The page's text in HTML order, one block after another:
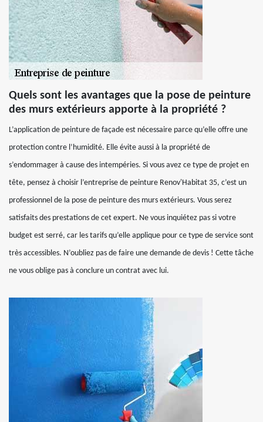
Quels sont les avantages que la pose de peinture
des murs extérieurs apporte à la propriété ?
L’application de peinture de façade est nécessaire parce qu’elle offre une
protection contre l’humidité. Elle évite aussi à la propriété de
s’endommager à cause des intempéries. Si vous avez ce type de projet en
tête, pensez à choisir l’entreprise de peinture Renov'Habitat 35, c’est un
professionnel de la pose de peinture des murs extérieurs. Vous serez
satisfaits des prestations de cet expert. Ne vous inquiétez pas si votre
budget est serré, car les tarifs qu’elle applique pour ce type de service sont
très accessibles. N’oubliez pas de faire une demande de devis ! Cette tâche
ne vous oblige pas à conclure un contrat avec lui.